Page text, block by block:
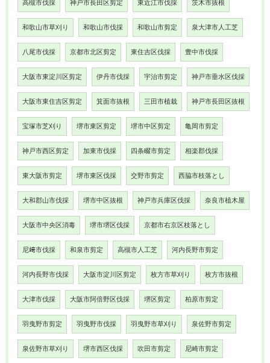
高槻市伐採 神戸市長田区剪定 東近江市伐採 茨木市抜根
和歌山市草刈り 和歌山市伐採 和歌山市剪定 泉大津市人工芝
八尾市伐採 京都市北区剪定 東住吉区伐採 豊中市伐採
大阪市東淀川区剪定 伊丹市伐採 宇治市剪定 神戸市垂水区伐採
大阪市東住吉区剪定 箕面市抜根 三田市植栽 神戸市長田区抜根
宝塚市芝刈り 堺市東区剪定 堺市中区剪定 亀岡市剪定
神戸市西区剪定 加東市伐採 四条畷市剪定 相楽郡伐採
東大阪市剪定 堺市東区伐採 交野市剪定 西脇市枝落とし
大和郡山市伐採 堺市中区抜根 神戸市兵庫区伐採 奈良市植木屋
大阪市中央区消毒 堺市堺区伐採 京都市右京区枝落とし
尼﨑市伐採 和泉市剪定 高槻市人工芝 河内長野市剪定
河内長野市伐採 大阪市淀川区剪定 枚方市草刈り 枚方市抜根
大津市伐採 大阪市阿倍野区伐採 堺区剪定 柏原市剪定
羽曳野市剪定 羽曳野市伐採 羽曳野市草刈り 泉佐野市剪定
泉佐野市草刈り 堺市西区伐採 吹田市剪定 尼崎市剪定